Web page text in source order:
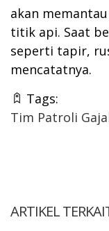
akan
titik api. Saat
seperti tapir,
mencatatnya.
Tags:
Tim Patroli
ARTIKEL